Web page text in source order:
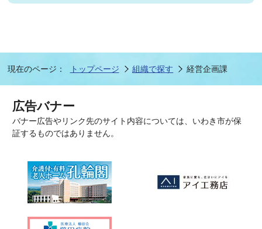
現在のページ： トップページ 組織で探す 経営企画課
広告バナー
バナー広告やリンク先のサイト内容については、いわき市が保
証するものではありません。